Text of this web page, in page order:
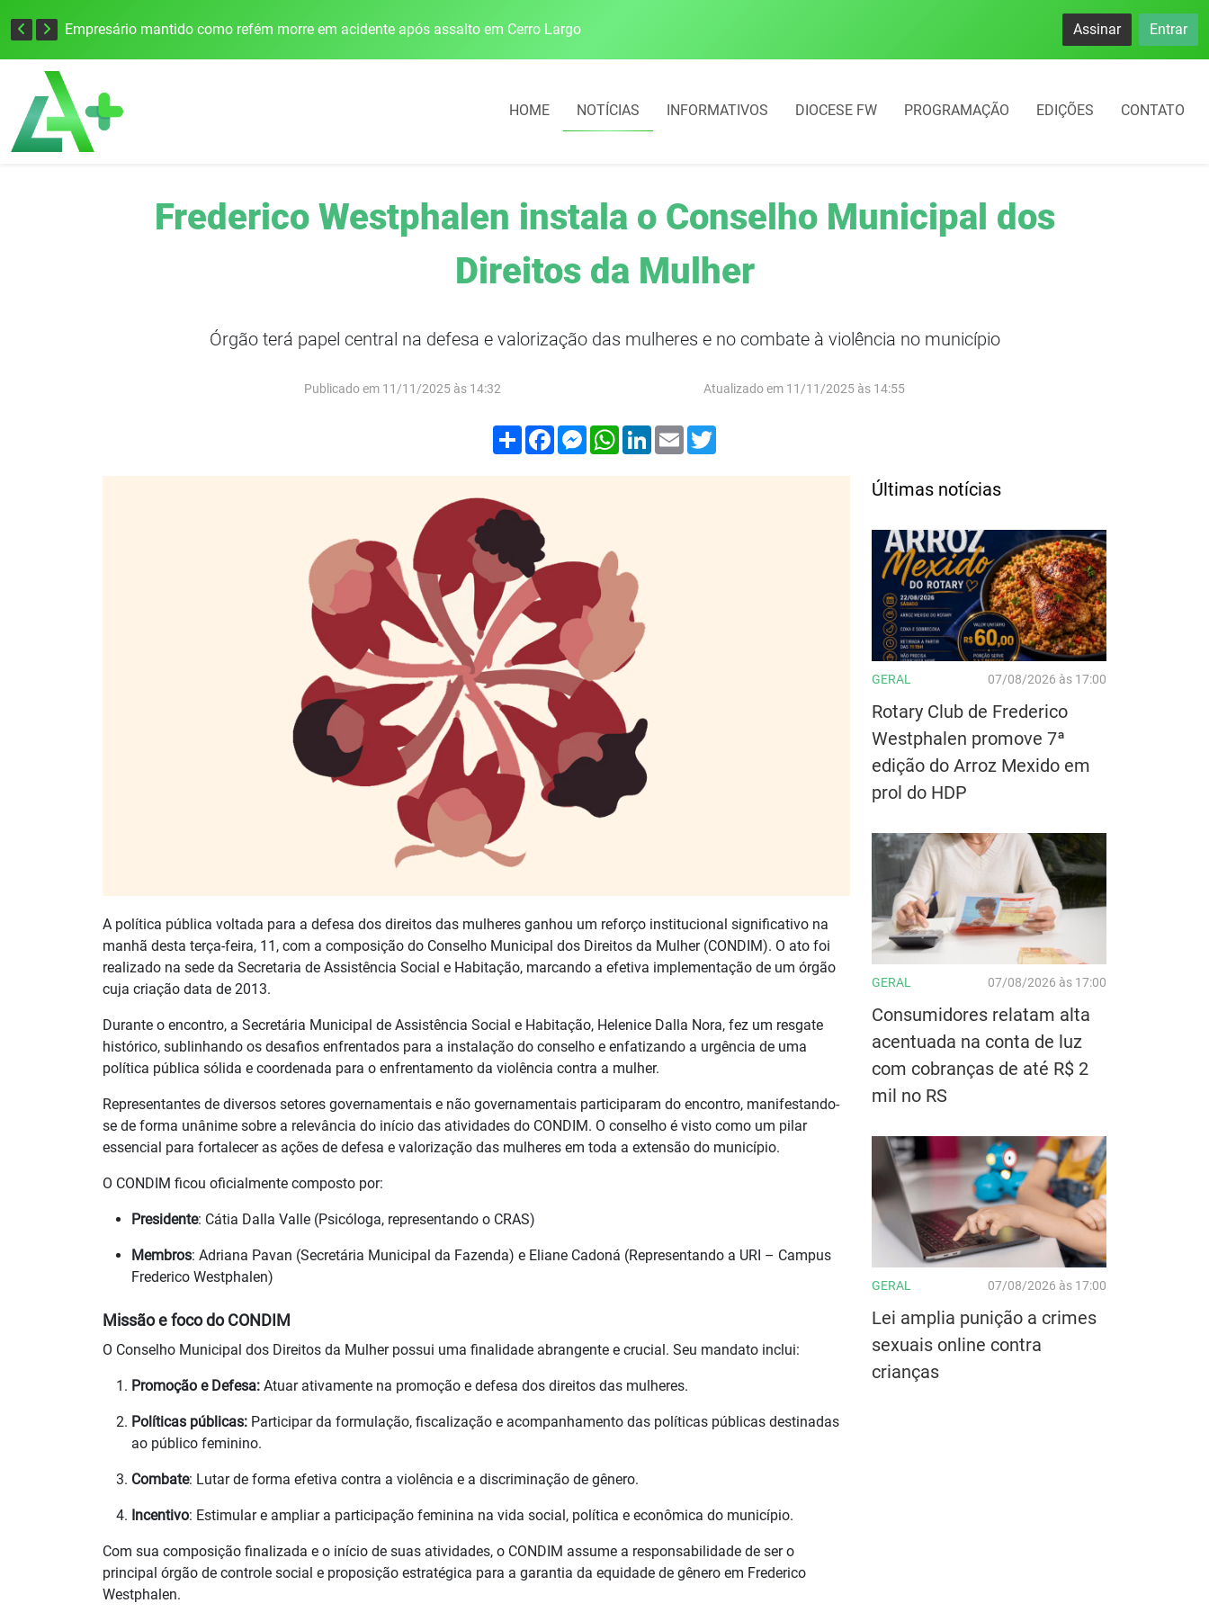
Empresário mantido como refém morre em acidente após assalto em Cerro Largo Cobrança do estacionamento rotativo começará em 10 dias em Frederico
Assinar Entrar
HOME NOTÍCIAS INFORMATIVOS DIOCESE FW PROGRAMAÇÃO EDIÇÕES CONTATO
Frederico Westphalen instala o Conselho Municipal dos
Direitos da Mulher
Órgão terá papel central na defesa e valorização das mulheres e no combate à violência no município
Publicado em 11/11/2025 às 14:32 Atualizado em 11/11/2025 às 14:55
Compartilhar
FacebookMessenger
WhatsApp
LinkedIn
Email
A política pública voltada para a defesa dos direitos das mulheres ganhou um reforço institucional significativo na
manhã desta terça-feira, 11, com a composição do Conselho Municipal dos Direitos da Mulher (CONDIM). O ato foi
realizado na sede da Secretaria de Assistência Social e Habitação, marcando a efetiva implementação de um órgão
cuja criação data de 2013.
Durante o encontro, a Secretária Municipal de Assistência Social e Habitação, Helenice Dalla Nora, fez um resgate
histórico, sublinhando os desafios enfrentados para a instalação do conselho e enfatizando a urgência de uma
política pública sólida e coordenada para o enfrentamento da violência contra a mulher.
Representantes de diversos setores governamentais e não governamentais participaram do encontro, manifestando-
se de forma unânime sobre a relevância do início das atividades do CONDIM. O conselho é visto como um pilar
essencial para fortalecer as ações de defesa e valorização das mulheres em toda a extensão do município.
O CONDIM ficou oficialmente composto por:
Presidente: Cátia Dalla Valle (Psicóloga, representando o CRAS)
Membros: Adriana Pavan (Secretária Municipal da Fazenda) e Eliane Cadoná (Representando a URI – Campus
Frederico Westphalen)
Missão e foco do CONDIM
O Conselho Municipal dos Direitos da Mulher possui uma finalidade abrangente e crucial. Seu mandato inclui:
Promoção e Defesa: Atuar ativamente na promoção e defesa dos direitos das mulheres.
Políticas públicas: Participar da formulação, fiscalização e acompanhamento das políticas públicas destinadas
ao público feminino.
Combate: Lutar de forma efetiva contra a violência e a discriminação de gênero.
Incentivo: Estimular e ampliar a participação feminina na vida social, política e econômica do município.
Com sua composição finalizada e o início de suas atividades, o CONDIM assume a responsabilidade de ser o
principal órgão de controle social e proposição estratégica para a garantia da equidade de gênero em Frederico
Westphalen.
Últimas notícias
GERAL 07/08/2026 às 17:00
Rotary Club de Frederico
Westphalen promove 7ª
edição do Arroz Mexido em
prol do HDP
GERAL 07/08/2026 às 17:00
Consumidores relatam alta
acentuada na conta de luz
com cobranças de até R$ 2
mil no RS
GERAL 07/08/2026 às 17:00
Lei amplia punição a crimes
sexuais online contra
crianças